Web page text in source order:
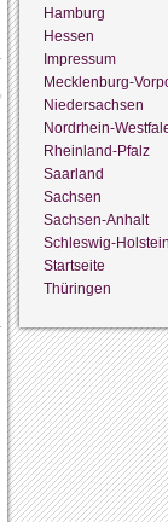
Hamburg
Hessen
Impressum
Mecklenburg-
Niedersachsen
Nordrhein-
Rheinland-Pfalz
Saarland
Sachsen
Sachsen-Anhalt
Schleswig-Holstein
Startseite
Thüringen